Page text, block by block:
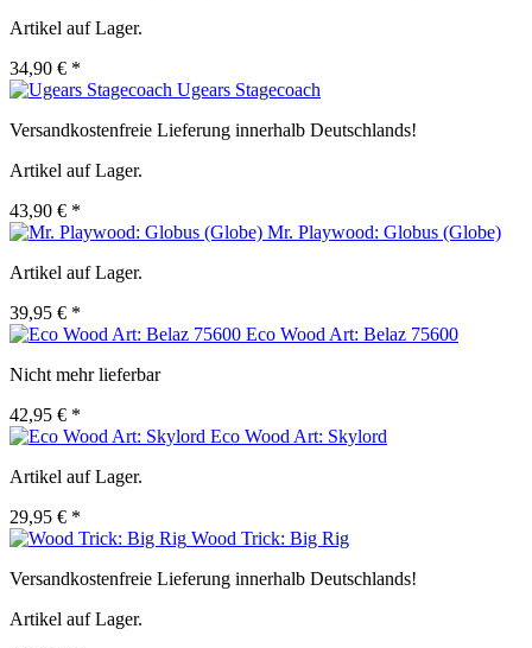
Artikel auf Lager.
34,90 € *
Ugears Stagecoach
Versandkostenfreie Lieferung innerhalb Deutschlands!
Artikel auf Lager.
43,90 € *
Mr. Playwood: Globus (Globe)
Artikel auf Lager.
39,95 € *
Eco Wood Art: Belaz 75600
Nicht mehr lieferbar
42,95 € *
Eco Wood Art: Skylord
Artikel auf Lager.
29,95 € *
Wood Trick: Big Rig
Versandkostenfreie Lieferung innerhalb Deutschlands!
Artikel auf Lager.